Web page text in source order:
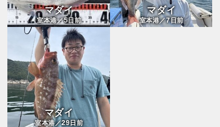
マダイ
室本港／5日前
マダイ
室本港／7日前
マダイ
室本港／29日前